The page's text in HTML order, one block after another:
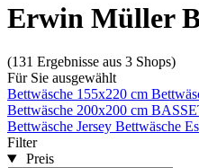
Erwin Müller
(131 Ergebnisse aus 3 Shops)
Für Sie ausgewählt
Bettwäsche 155x220 cm
Bettwäsche 200x200 cm
Bettwäsche Jersey Bettwäsche
Filter
Preis